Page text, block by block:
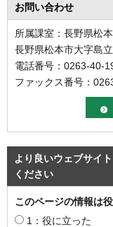
お問い合わせ
所属課室：長野県松
長野県松本市大字島
電話番号：0263-40-
ファックス番号：
より良いウェブサイ
ください
このページの情報は
1：役に立った